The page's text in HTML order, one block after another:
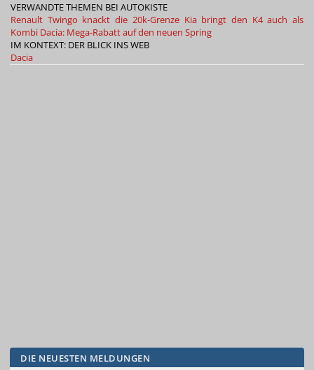
VERWANDTE THEMEN BEI AUTOKISTE
Renault Twingo knackt die 20k-Grenze Kia bringt den K4 auch als
Kombi Dacia: Mega-Rabatt auf den neuen Spring
IM KONTEXT: DER BLICK INS WEB
Dacia
DIE NEUESTEN MELDUNGEN